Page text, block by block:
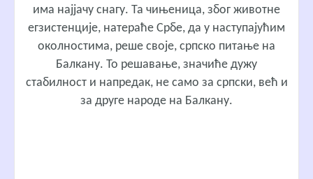
има најјачу снагу. Та чињеница, због животне
егзистенције, натераће Србе, да у наступајућим
околностима, реше своје, српско питање на
Балкану. То решавање, значиће дужу
стабилност и напредак, не само за српски, већ и
за друге народе на Балкану.